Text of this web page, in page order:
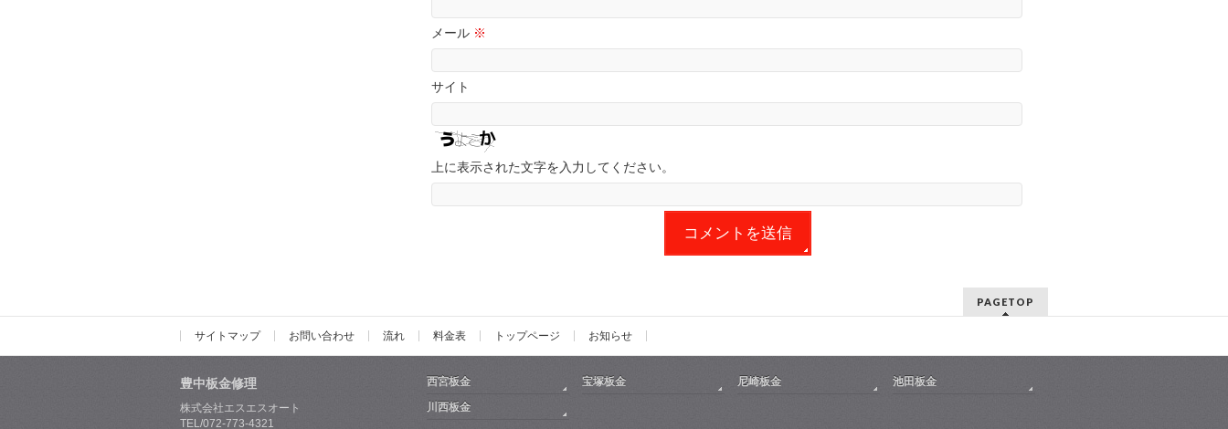
メール ※
サイト
上に表示された文字を入力してください。
PAGETOP
サイトマップ お問い合わせ 流れ 料金表 トップページ お知らせ
豊中板金修理
株式会社エスエスオート
TEL/072-773-4321
西宮板金 宝塚板金 尼崎板金
池田板金
川西板金